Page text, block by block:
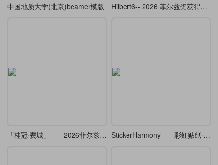
中国地质大学(北京)beamer模版 Hilbert6-- 2026 菲尔兹奖获得者邓煜学术报告的 beamer （复刻 ）
「桂冠·费城」——2026菲尔兹奖Beamer主题 StickerHarmony——彩虹贴纸·Beamer